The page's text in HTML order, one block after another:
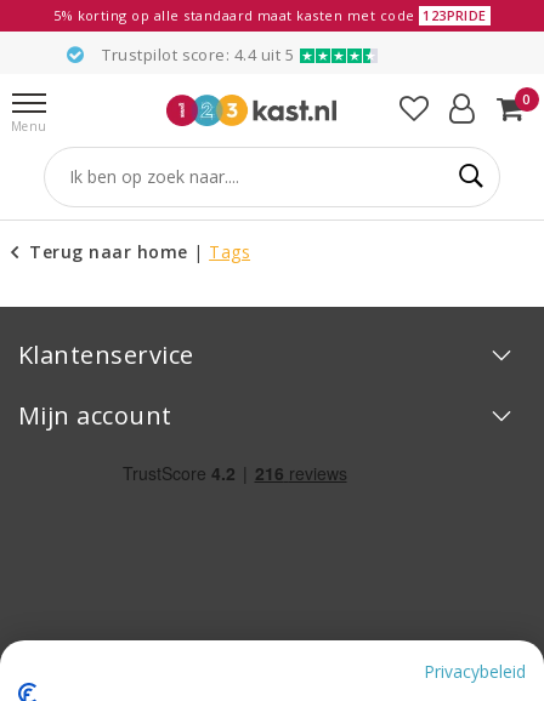
5% korting op alle standaard maat kasten met code 123PRIDE
Trustpilot score: 4.4 uit 5
Menu
0
Terug naar home | Tags
Klantenservice
Mijn account
Privacybeleid